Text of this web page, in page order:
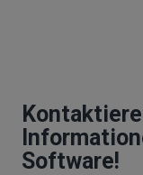
Software!